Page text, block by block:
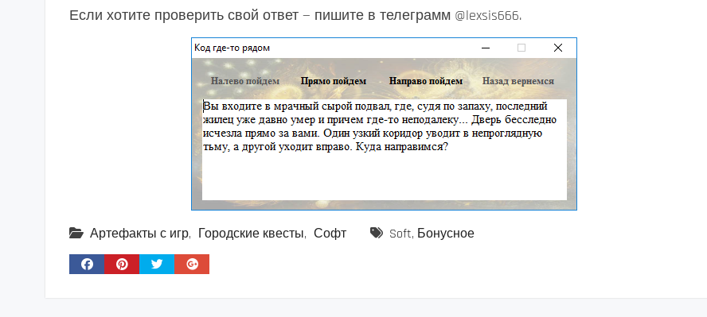
Если хотите проверить свой ответ — пишите в телеграмм @lexsis666.
Артефакты с игр, Городские квесты, Софт Soft, Бонусное